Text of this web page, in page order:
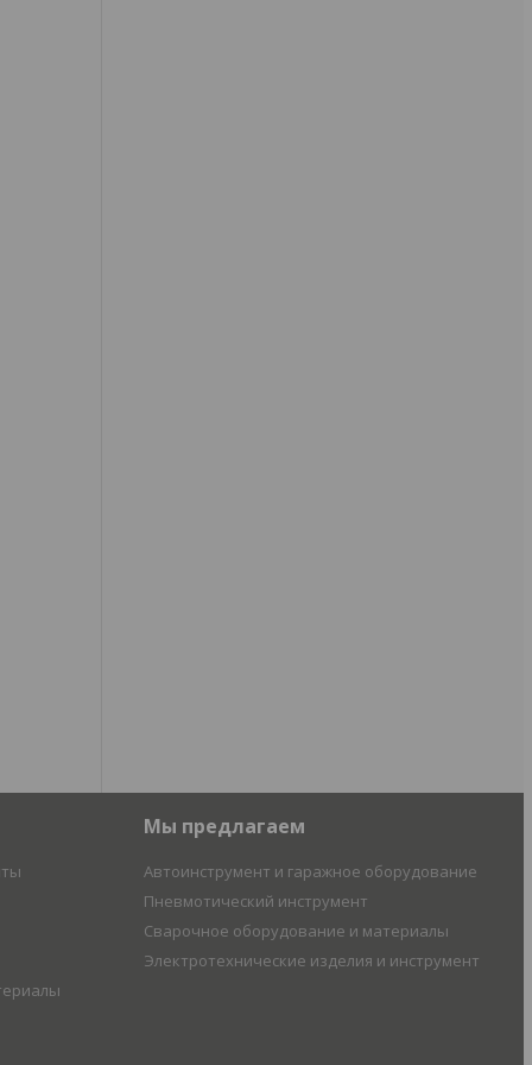
Мы предлагаем
Автоинструмент и гаражное оборудование
Пневмотический инструмент
Сварочное оборудование и материалы
Электротехнические изделия и инструмент